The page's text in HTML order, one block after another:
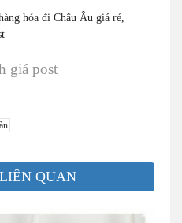
hóa đi Châu Âu giá rẻ,
giá post
QUAN